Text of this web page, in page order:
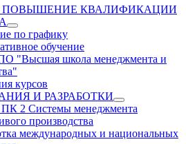
ПОВЫШЕНИЕ КВАЛИФИКАЦИИ
по графику
обучение
"Высшая школа менеджмента и
курсов
И РАЗРАБОТКИ
2 Системы менеджмента
производства
международных и национальных